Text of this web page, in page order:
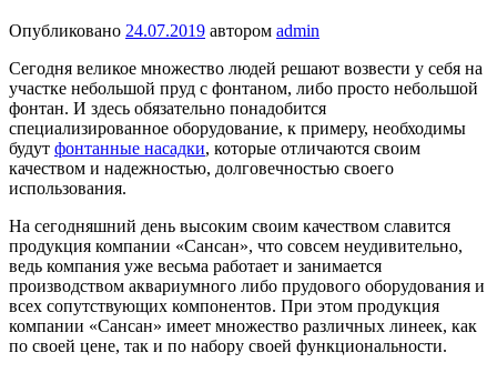
Опубликовано 24.07.2019 автором admin
Сегодня великое множество людей решают возвести у себя на
участке небольшой пруд с фонтаном, либо просто небольшой
фонтан. И здесь обязательно понадобится
специализированное оборудование, к примеру, необходимы
будут фонтанные насадки, которые отличаются своим
качеством и надежностью, долговечностью своего
использования.
На сегодняшний день высоким своим качеством славится
продукция компании «Сансан», что совсем неудивительно,
ведь компания уже весьма работает и занимается
производством аквариумного либо прудового оборудования и
всех сопутствующих компонентов. При этом продукция
компании «Сансан» имеет множество различных линеек, как
по своей цене, так и по набору своей функциональности.